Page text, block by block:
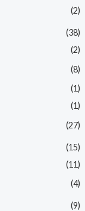
(2)
(38)
(2)
(8)
(1)
(1)
(27)
(15)
(11)
(4)
(9)